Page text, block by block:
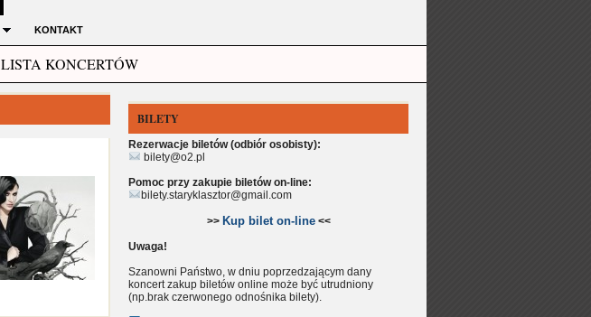
KONTAKT
LISTA KONCERTÓW
BILETY
Rezerwacje biletów (odbiór osobisty):
bilety@o2.pl
Pomoc przy zakupie biletów on-line:
bilety.staryklasztor@gmail.com
>> Kup bilet on-line<<
Uwaga!
Szanowni Państwo, w dniu poprzedzającym dany
koncert zakup biletów online może być utrudniony
(np.brak czerwonego odnośnika bilety).